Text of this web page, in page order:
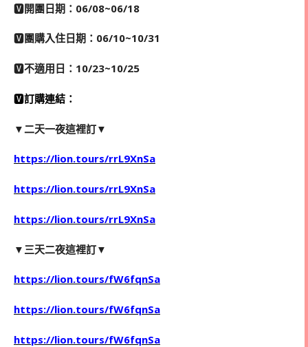
🆅開團日期：06/08~06/18
🆅團購入住日期：06/10~10/31
🆅不適用日：10/23~10/25
🆅訂購連結：
▼二天一夜這裡訂▼
https://lion.tours/rrL9XnSa
https://lion.tours/rrL9XnSa
https://lion.tours/rrL9XnSa
▼三天二夜這裡訂▼
https://lion.tours/fW6fqnSa
https://lion.tours/fW6fqnSa
https://lion.tours/fW6fqnSa